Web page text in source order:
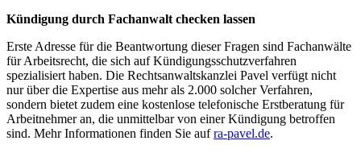
Kündigung durch Fachanwalt checken lassen
Erste Adresse für die Beantwortung dieser Fragen sind Fachanwälte
für Arbeitsrecht, die sich auf Kündigungsschutzverfahren
spezialisiert haben. Die Rechtsanwaltskanzlei Pavel verfügt nicht
nur über die Expertise aus mehr als 2.000 solcher Verfahren,
sondern bietet zudem eine kostenlose telefonische Erstberatung für
Arbeitnehmer an, die unmittelbar von einer Kündigung betroffen
sind. Mehr Informationen finden Sie aufra-pavel.de.